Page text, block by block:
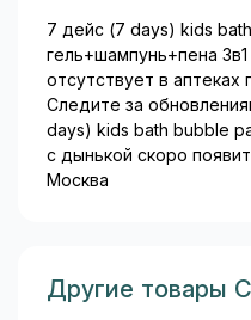
7 дейс (7 days) kids
гель+шампунь+пена
отсутствует в аптеках
Следите за
days) kids bath bubble
с дынькой скоро
Москва
Другие